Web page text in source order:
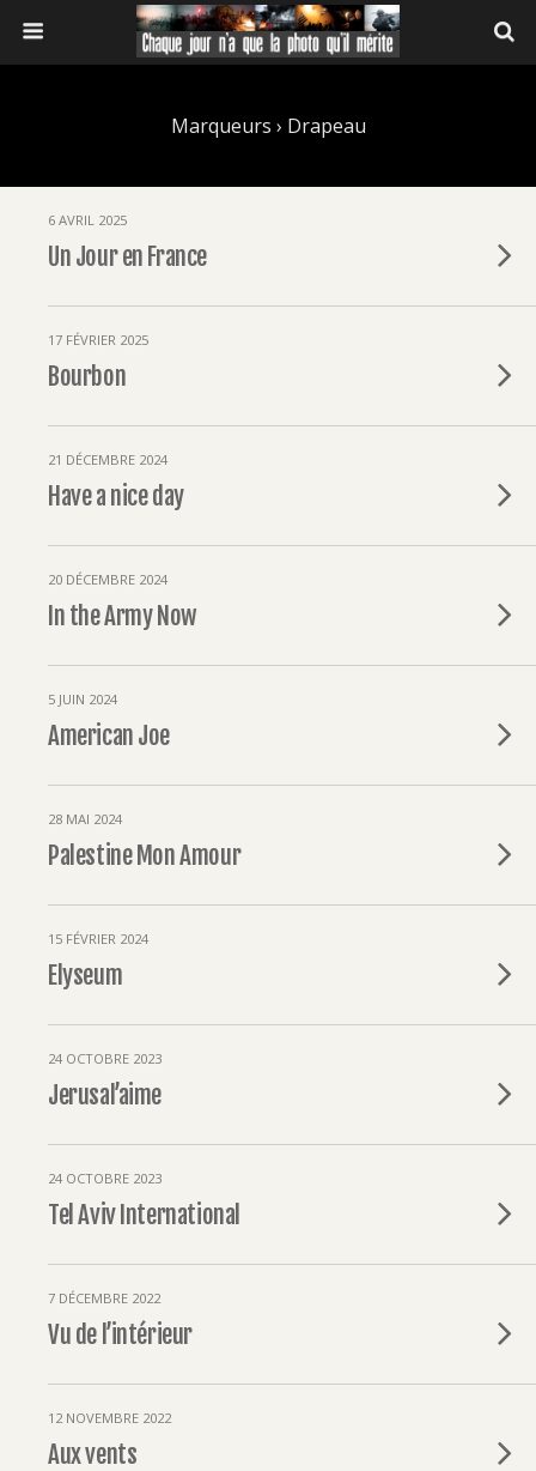
Marqueurs › Drapeau
6 AVRIL 2025
Un Jour en France
17 FÉVRIER 2025
Bourbon
21 DÉCEMBRE 2024
Have a nice day
20 DÉCEMBRE 2024
In the Army Now
5 JUIN 2024
American Joe
28 MAI 2024
Palestine Mon Amour
15 FÉVRIER 2024
Elyseum
24 OCTOBRE 2023
Jerusal’aime
24 OCTOBRE 2023
Tel Aviv International
7 DÉCEMBRE 2022
Vu de l’intérieur
12 NOVEMBRE 2022
Aux vents